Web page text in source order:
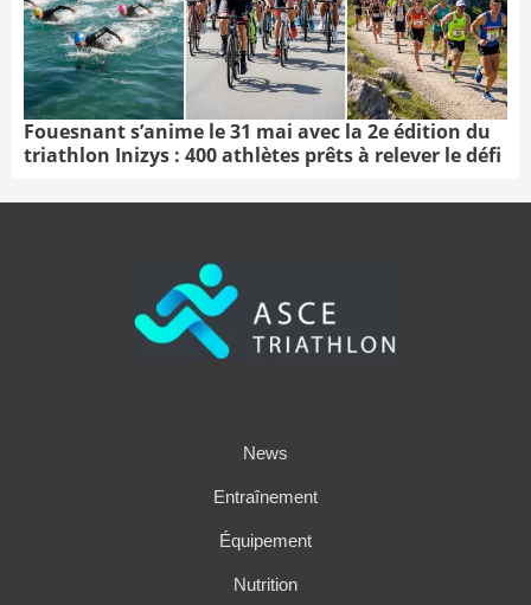
Fouesnant s’anime le 31 mai avec la 2e édition du
triathlon Inizys : 400 athlètes prêts à relever le défi
News
Entraînement
Équipement
Nutrition